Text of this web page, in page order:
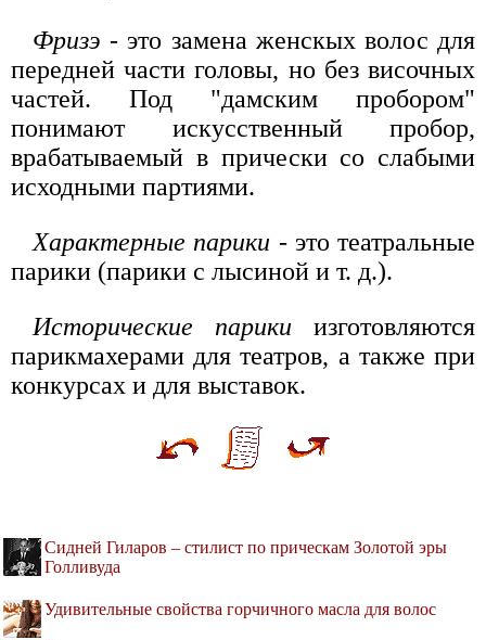
Фризэ- это замена женскых волос для
передней части головы, но без височных
частей. Под "дамским пробором"
понимают искусственный пробор,
врабатываемый в прически со слабыми
исходными партиями.
Характерные парики - это театральные
парики (парики с лысиной и т. д.).
Исторические парики изготовляются
парикмахерами для театров, а также при
конкурсах и для выставок.
Сидней Гиларов – стилист по прическам Золотой эры
Голливуда
Удивительные свойства горчичного масла для волос